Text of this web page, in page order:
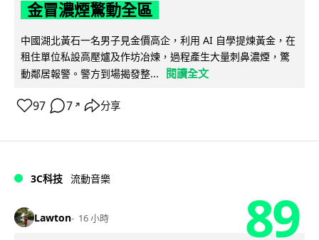
金冒濃煙驚動全區
中國湖北黃石一名男子見金價高企，利用 AI 自學提煉黃金，在
租住單位私設高壓爐及作坊冶煉，過程產生大量刺鼻濃煙，驚
動鄰居報警。警方到場揭發整...
閱讀全文
97 7 ↗ 分享
3C科技 流動音樂
Lawton 16 小時 89